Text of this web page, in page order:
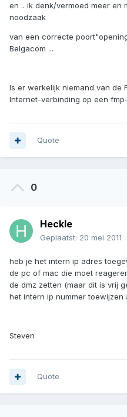
en .. ik denk/vermoed meer en
noodzaak
van een correcte
Belgacom ...
Is er werkelijk niemand van de
Internet-verbinding op een
Quote
0
Heckle
Geplaatst: 20 mei 2011
heb je het intern ip adres
de pc of mac die moet
de dmz zetten (maar dit is vrij
het intern ip nummer toewijzen
Steven
Quote